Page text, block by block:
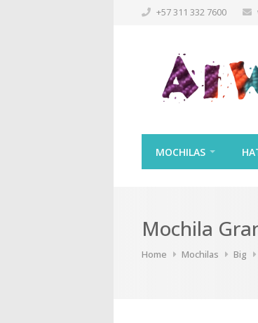
+57 311 332 7600
MOCHILAS
Mochila
Home Mochilas Big